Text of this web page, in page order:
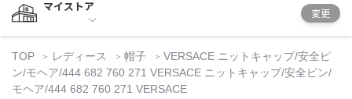
マイストア
変更
TOP レディース 帽子
VERSACE ニットキャップ/安全ピ
ン/モヘア/444 682 760 271 VERSACE ニットキャップ/安全ピン/
モヘア/444 682 760 271 VERSACE